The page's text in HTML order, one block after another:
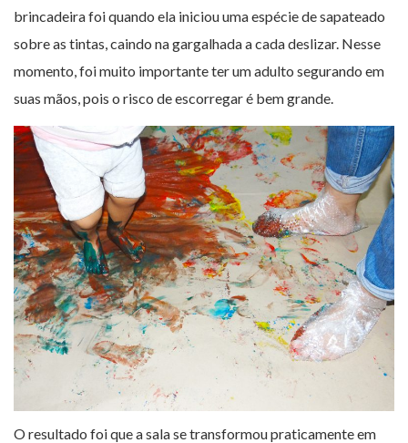
brincadeira foi quando ela iniciou uma espécie de sapateado
sobre as tintas, caindo na gargalhada a cada deslizar. Nesse
momento, foi muito importante ter um adulto segurando em
suas mãos, pois o risco de escorregar é bem grande.
O resultado foi que a sala se transformou praticamente em